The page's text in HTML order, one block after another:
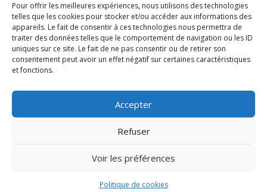
Pour offrir les meilleures expériences, nous utilisons des technologies
telles que les cookies pour stocker et/ou accéder aux informations des
appareils. Le fait de consentir à ces technologies nous permettra de
traiter des données telles que le comportement de navigation ou les ID
uniques sur ce site. Le fait de ne pas consentir ou de retirer son
consentement peut avoir un effet négatif sur certaines caractéristiques
et fonctions.
Accepter
Refuser
Voir les préférences
Politique de cookies
Services pour personnes âgées Villefranche-sur-Saône
Méta
Connexion
Gentleview©2026